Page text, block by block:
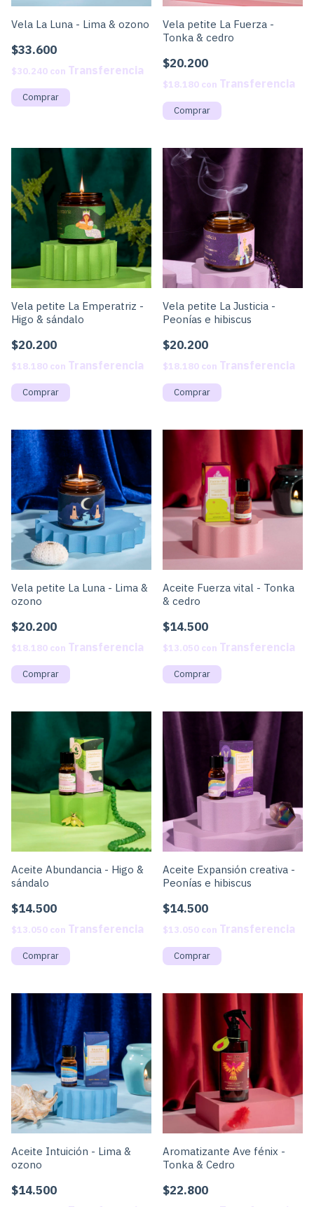
Vela La Luna - Lima & ozono
$33.600
$30.240 con
Vela petite La Fuerza -
Tonka & cedro
$20.200
$18.180 con
Vela petite La Emperatriz -
Higo & sándalo
$20.200
$18.180 con
Vela petite La Justicia -
Peonías e hibiscus
$20.200
$18.180 con
Vela petite La Luna - Lima &
ozono
$20.200
$18.180 con
Aceite Fuerza vital - Tonka
& cedro
$14.500
$13.050 con
Aceite Abundancia - Higo &
sándalo
$14.500
$13.050 con
Aceite Expansión creativa -
Peonías e hibiscus
$14.500
$13.050 con
Aceite Intuición - Lima &
ozono
$14.500
Aromatizante Ave fénix -
Tonka & Cedro
$22.800